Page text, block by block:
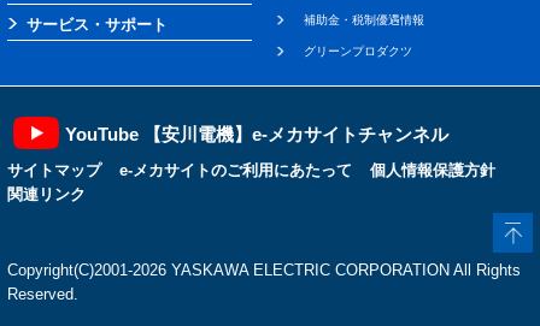
サービス・サポート
補助金・税制優遇情報
グリーンプロダクツ
YouTube 【安川電機】e-メカサイトチャンネル
サイトマップ e-メカサイトのご利用にあたって
個人情報保護方針
関連リンク
Copyright(C)2001‐2026 YASKAWA ELECTRIC CORPORATION All Rights
Reserved.